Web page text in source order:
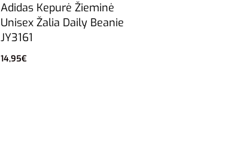
Adidas Kepurė Žieminė
Unisex Žalia Daily Beanie
JY3161
14,95€